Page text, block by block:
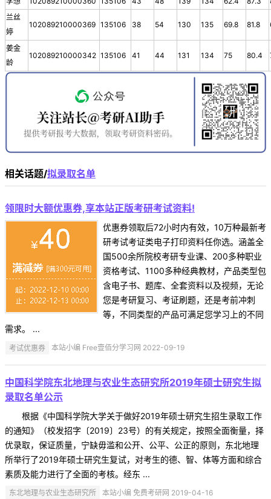
兰丝
婷
102089210000369 135106 38 54 130 135 69.8 81.8
姜金
龄
102089210000342 135106 41 44 131 134 75 80.4
相关话题/拟录取名单
领限时大额优惠券,享本站正版考研考试资料!
优惠券领取后72小时内有效，10万种最新考
研考试考证类电子打印资料任你选。涵盖全
国500余所院校考研专业课、200多种职业
资格考试、1100多种经典教材，产品类型包
含电子书、题库、全套资料以及视频，无论
您是考研复习、考证刷题，还是考前冲刺
等，不同类型的产品可满足您学习上的不同
需求。 ...
考试优惠券 本站小编 Free壹佰分学习网 2022-09-19
中国科学院东北地理与农业生态研究所2019年硕士研究生拟
录取名单公示
根据《中国科学院大学关于做好2019年硕士研究生招生录取工作
的通知》（校发招字〔2019〕23号）的有关规定，按照全面衡量，择
优录取，保证质量，宁缺毋滥和公开、公平、公正的原则，东北地理
所举行了2019年硕士研究生复试，对考生的德、智、体等方面和综合
素质及能力进行了全面的考核。经东 ...
东北地理与农业生态研究所 本站小编 免费考研网 2019-04-16